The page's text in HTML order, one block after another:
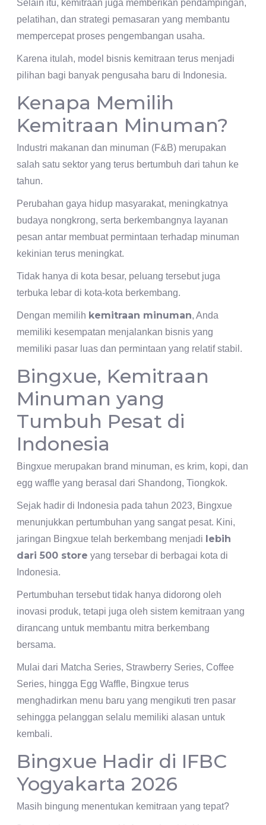
Selain itu, kemitraan juga memberikan pendampingan,
pelatihan, dan strategi pemasaran yang membantu
mempercepat proses pengembangan usaha.
Karena itulah, model bisnis kemitraan terus menjadi
pilihan bagi banyak pengusaha baru di Indonesia.
Kenapa Memilih
Kemitraan Minuman?
Industri makanan dan minuman (F&B) merupakan
salah satu sektor yang terus bertumbuh dari tahun ke
tahun.
Perubahan gaya hidup masyarakat, meningkatnya
budaya nongkrong, serta berkembangnya layanan
pesan antar membuat permintaan terhadap minuman
kekinian terus meningkat.
Tidak hanya di kota besar, peluang tersebut juga
terbuka lebar di kota-kota berkembang.
Dengan memilih kemitraan minuman, Anda
memiliki kesempatan menjalankan bisnis yang
memiliki pasar luas dan permintaan yang relatif stabil.
Bingxue, Kemitraan
Minuman yang
Tumbuh Pesat di
Indonesia
Bingxue merupakan brand minuman, es krim, kopi, dan
egg waffle yang berasal dari Shandong, Tiongkok.
Sejak hadir di Indonesia pada tahun 2023, Bingxue
menunjukkan pertumbuhan yang sangat pesat. Kini,
jaringan Bingxue telah berkembang menjadi lebih
dari 500 store yang tersebar di berbagai kota di
Indonesia.
Pertumbuhan tersebut tidak hanya didorong oleh
inovasi produk, tetapi juga oleh sistem kemitraan yang
dirancang untuk membantu mitra berkembang
bersama.
Mulai dari Matcha Series, Strawberry Series, Coffee
Series, hingga Egg Waffle, Bingxue terus
menghadirkan menu baru yang mengikuti tren pasar
sehingga pelanggan selalu memiliki alasan untuk
kembali.
Bingxue Hadir di IFBC
Yogyakarta 2026
Masih bingung menentukan kemitraan yang tepat?